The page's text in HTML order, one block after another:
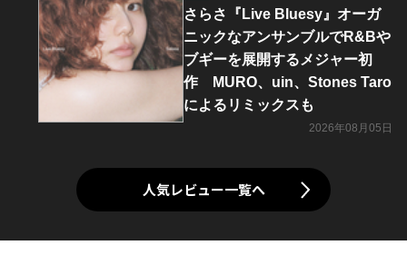
さらさ『Live Bluesy』オーガ
ニックなアンサンブルでR&Bや
ブギーを展開するメジャー初
作 MURO、uin、Stones Taro
によるリミックスも
2026年08月05日
人気レビュー一覧へ